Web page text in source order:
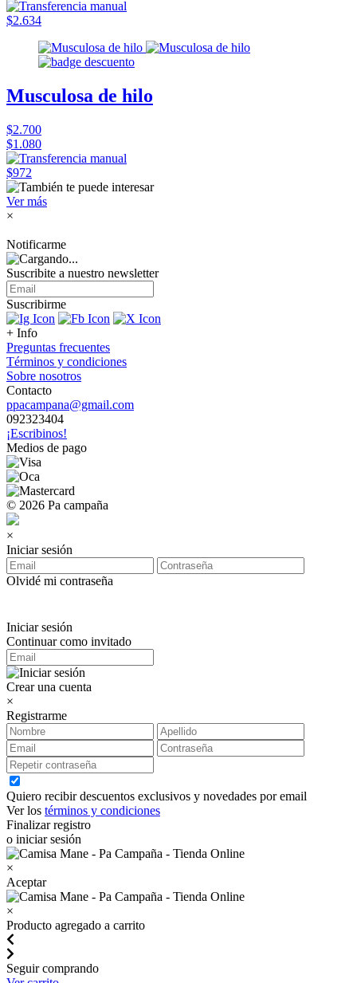
$2.634
Musculosa de hilo
$2.700
$1.080
$972
Ver más
×
Notificarme
Suscribite a nuestro newsletter
Suscribirme
+ Info
Preguntas frecuentes
Términos y condiciones
Sobre nosotros
Contacto
ppacampana@gmail.com
092323404
¡Escribinos!
Medios de pago
© 2026 Pa campaña
×
Iniciar sesión
Olvidé mi contraseña
Iniciar sesión
Continuar como invitado
Crear una cuenta
×
Registrarme
Quiero recibir descuentos exclusivos y novedades por email
Ver los términos y condiciones
Finalizar registro
o iniciar sesión
×
Aceptar
×
Producto agregado a carrito
Seguir comprando